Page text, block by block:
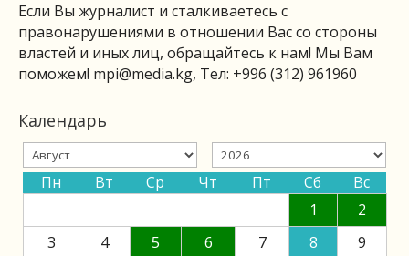
Если Вы журналист и сталкиваетесь с
правонарушениями в отношении Вас со стороны
властей и иных лиц, обращайтесь к нам! Мы Вам
поможем! mpi@media.kg, Тел: +996 (312) 961960
Календарь
Пн Вт Ср Чт Пт Сб
Вс
1
2
3
4 5 6 7 8
9